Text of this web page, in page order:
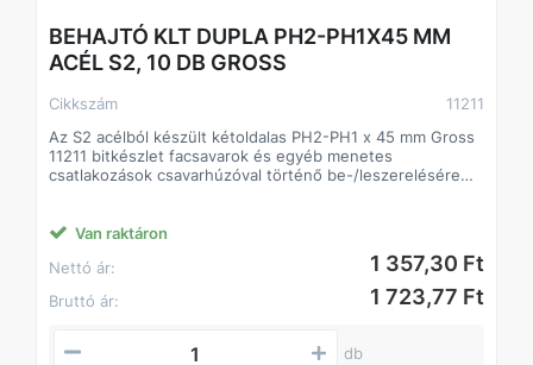
BEHAJTÓ KLT DUPLA PH2-PH1X45 MM
ACÉL S2, 10 DB GROSS
Cikkszám
11211
Az S2 acélból készült kétoldalas PH2-PH1 x 45 mm Gross
11211 bitkészlet facsavarok és egyéb menetes
csatlakozások csavarhúzóval történő be-/leszerelésére
alkalmasak.
Előnyök:
Megnövelt élettartam - az 54-58 HRC keménységű S2
japán ötvözött acélból készült fúvókák tartósak és
kopásállóak.
Van raktáron
Nettó ár:
1 357,30 Ft
Bruttó ár: 1 723,77 Ft
db